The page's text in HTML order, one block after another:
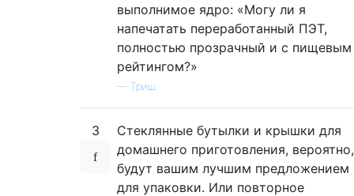
выполнимое ядро: «Могу ли я
напечатать переработанный ПЭТ,
полностью прозрачный и с пищевым
рейтингом?»
— Триш
3
Стеклянные бутылки и крышки для
домашнего приготовления, вероятно,
будут вашим лучшим предложением
для упаковки. Или повторное